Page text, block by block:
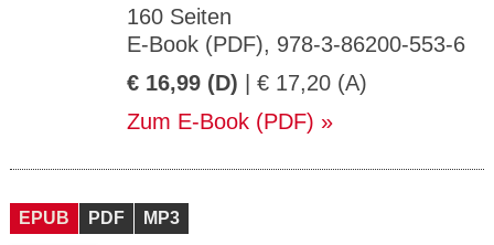
160 Seiten
E-Book (PDF), 978-3-86200-553-6
€ 16,99 (D) | € 17,20 (A)
Zum E-Book (PDF)
EPUB PDF MP3